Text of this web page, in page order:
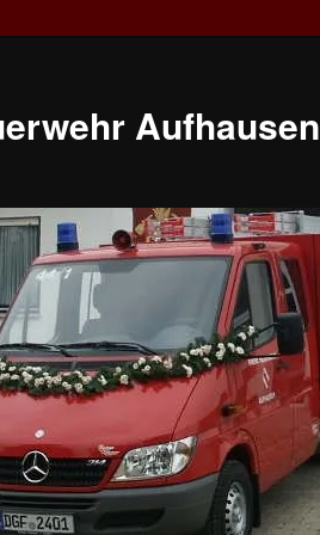
Aufhausen